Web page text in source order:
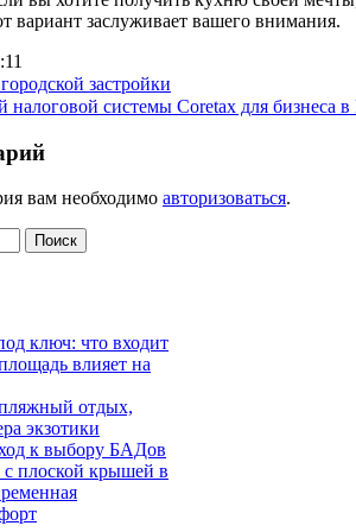
вариант заслуживает вашего внимания.
застройки
системы Coretax для бизнеса
вам необходимо авторизоваться.
ключ: что входит
влияет на
отдых,
экзотики
к выбору БАДов
плоской крышей в